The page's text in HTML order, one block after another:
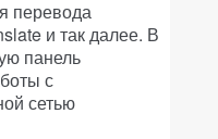
перевода
и так далее. В
панель
с
сетью